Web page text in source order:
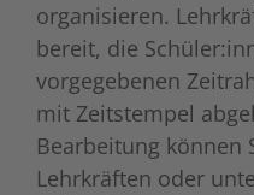
organisieren.
bereit, die
vorgegebenen
mit Zeitstempel
Bearbeitung können
Lehrkräften oder